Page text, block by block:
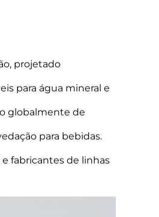
projetado
para água mineral e
globalmente de
para bebidas.
fabricantes de linhas